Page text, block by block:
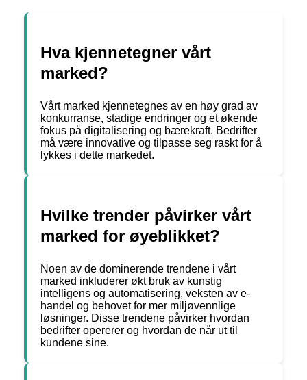
Hva kjennetegner vårt
marked?
Vårt marked kjennetegnes av en høy grad av
konkurranse, stadige endringer og et økende
fokus på digitalisering og bærekraft. Bedrifter
må være innovative og tilpasse seg raskt for å
lykkes i dette markedet.
Hvilke trender påvirker vårt
marked for øyeblikket?
Noen av de dominerende trendene i vårt
marked inkluderer økt bruk av kunstig
intelligens og automatisering, veksten av e-
handel og behovet for mer miljøvennlige
løsninger. Disse trendene påvirker hvordan
bedrifter opererer og hvordan de når ut til
kundene sine.